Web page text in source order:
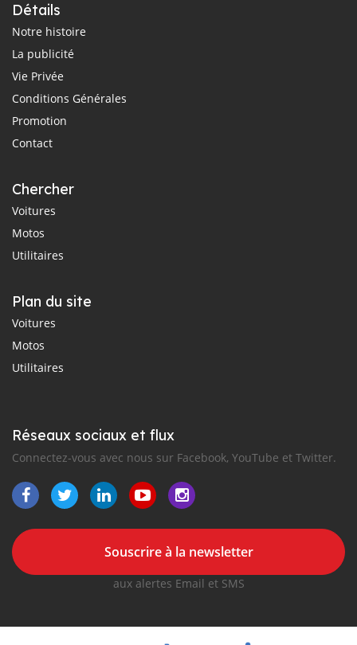
Détails
Notre histoire
La publicité
Vie Privée
Conditions Générales
Promotion
Contact
Chercher
Voitures
Motos
Utilitaires
Plan du site
Voitures
Motos
Utilitaires
Réseaux sociaux et flux
Connectez-vous avec nous sur Facebook, YouTube et Twitter.
Souscrire à la newsletter
aux alertes Email et SMS